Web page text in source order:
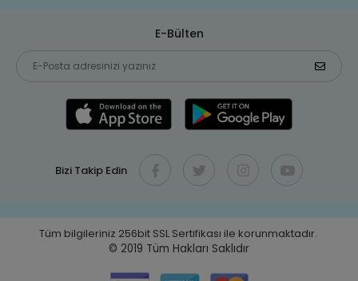
E-Bülten
Bizi Takip Edin
Tüm bilgileriniz 256bit SSL Sertifikası ile korunmaktadır.
© 2019 Tüm Hakları Saklıdır